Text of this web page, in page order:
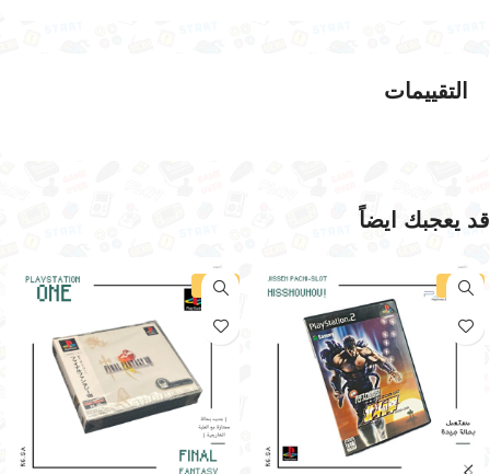
التقييمات
قد يعجبك ايضاً
-27%
-29%